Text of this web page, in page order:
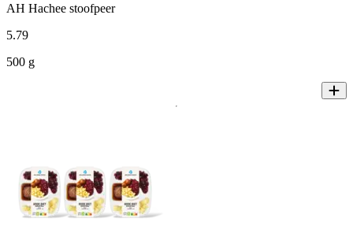
AH Hachee stoofpeer
5.79
500 g